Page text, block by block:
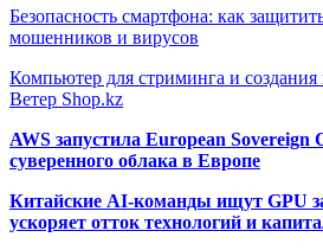
Безопасность смартфона: как
мошенников и вирусов
Компьютер для стриминга и создания
Ветер Shop.kz
AWS запустила European
суверенного облака в Европе
Китайские AI-команды ищут GPU
ускоряет отток технологий и